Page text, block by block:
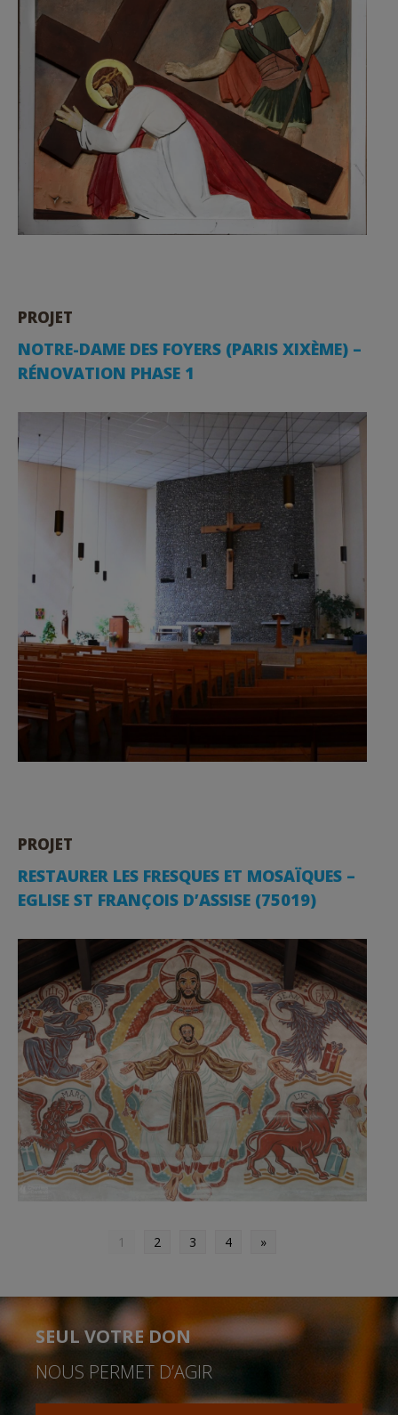
PROJET
NOTRE-DAME DES FOYERS (PARIS XIXÈME) –
RÉNOVATION PHASE 1
PROJET
RESTAURER LES FRESQUES ET MOSAÏQUES –
EGLISE ST FRANÇOIS D’ASSISE (75019)
1 2 3 4 »
SEUL VOTRE DON
NOUS PERMET D’AGIR